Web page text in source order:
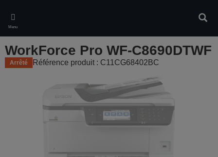
main
content
Menu
WorkForce Pro WF-C8690DTWF
Arrêté Référence produit : C11CG68402BC